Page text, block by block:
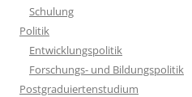
Schulung
Politik
Entwicklungspolitik
Forschungs- und Bildungspolitik
Postgraduiertenstudium